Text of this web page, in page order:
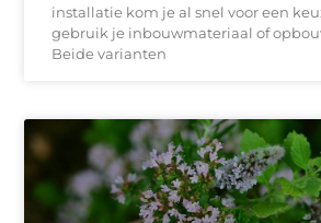
installatie kom je al snel voor een
gebruik je inbouwmateriaal of
Beide varianten